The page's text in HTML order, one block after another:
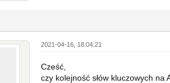
2021-04-16, 18:04:21
Cześć,
czy kolejność słów kluczowych